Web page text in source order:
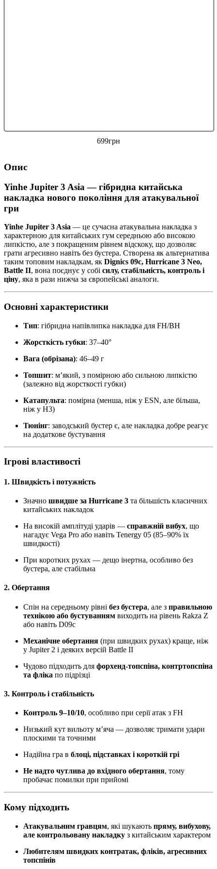
699грн
Опис
Yinhe Jupiter 3 Asia — гібридна китайська
накладка нового покоління для атакувальної
гри
Yinhe Jupiter 3 Asia — це сучасна атакувальна накладка з
характерною для китайських гум середньою або високою
липкістю, але з покращеним рівнем відскоку, що дозволяє
грати агресивно навіть без бустера. Створена як альтернатива
таким топовим накладкам, як Dignics 09c, Hurricane 3 Neo,
Battle II, вона поєднує у собі силу, стабільність, контроль і
ціну, яка в рази нижча за європейські аналоги.
Основні характеристики
Тип: гібридна напівлипка накладка для FH/BH
Жорсткість губки: 37–40°
Вага (обрізана): 46–49 г
Топшит: м’який, з помірною або сильною липкістю
(залежно від жорсткості губки)
Катапульта: помірна (менша, ніж у ESN, але більша,
ніж у H3)
Тюнінг: заводський бустер є, але накладка добре реагує
на додаткове бустування
Ігрові властивості
1. Швидкість і потужність
Значно швидше за Hurricane 3 та більшість класичних
китайських накладок
На високій амплітуді ударів — справжній вибух, що
нагадує Vega Pro або навіть Tenergy 05 (85–90% їх
швидкості)
При коротких рухах — дещо інертна, особливо без
бустера, але стабільна
2. Обертання
Спін на середньому рівні без бустера, але з правильною
технікою або бустуванням виходить на рівень Rakza Z
або навіть D09c
Механічне обертання (при швидких рухах) краще, ніж
у Jupiter 2 і деяких версій Battle II
Чудово підходить для форхенд-топспіна, контртопспіна
та фліка по підрізці
3. Контроль і стабільність
Контроль 9–10/10, особливо при серії атак з FH
Низький кут вильоту м’яча — дозволяє тримати удари
плоскими та точними
Надійна гра в блоці, підставках і короткій грі
Не надто чутлива до вхідного обертання, тому
пробачає помилки при прийомі
Кому підходить
Атакувальним гравцям, які шукають пряму, вибухову,
але контрольовану накладку з китайським характером
Любителям швидких контратак, фліків, агресивних
топспінів